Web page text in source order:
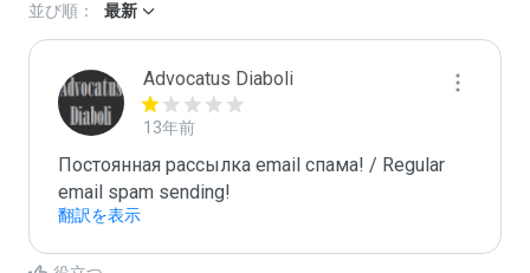
並び順： 最新
Advocatus Diaboli
13年前
Постоянная рассылка email спама! / Regular
email spam sending!
翻訳を表示